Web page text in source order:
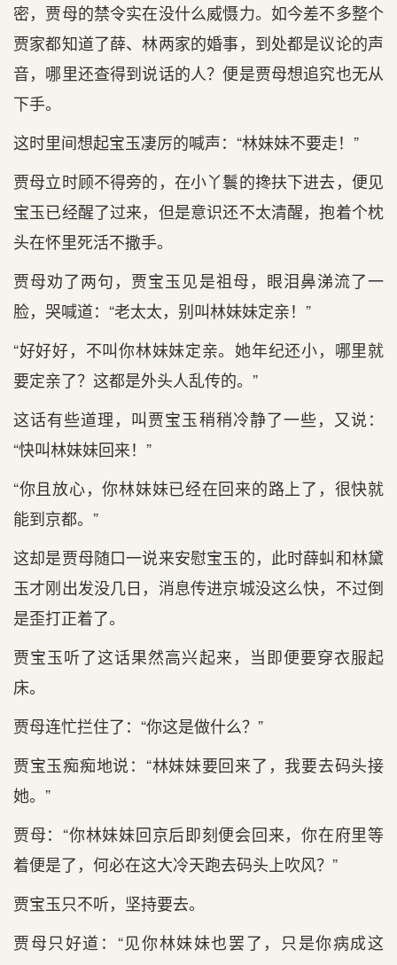
密，贾母的禁令实在没什么威慑力。如今差不多整个
贾家都知道了薛、林两家的婚事，到处都是议论的声
音，哪里还查得到说话的人？便是贾母想追究也无从
下手。
这时里间想起宝玉凄厉的喊声：“林妹妹不要走！”
贾母立时顾不得旁的，在小丫鬟的搀扶下进去，便见
宝玉已经醒了过来，但是意识还不太清醒，抱着个枕
头在怀里死活不撒手。
贾母劝了两句，贾宝玉见是祖母，眼泪鼻涕流了一
脸，哭喊道：“老太太，别叫林妹妹定亲！”
“好好好，不叫你林妹妹定亲。她年纪还小，哪里就
要定亲了？这都是外头人乱传的。”
这话有些道理，叫贾宝玉稍稍冷静了一些，又说：
“快叫林妹妹回来！”
“你且放心，你林妹妹已经在回来的路上了，很快就
能到京都。”
这却是贾母随口一说来安慰宝玉的，此时薛虯和林黛
玉才刚出发没几日，消息传进京城没这么快，不过倒
是歪打正着了。
贾宝玉听了这话果然高兴起来，当即便要穿衣服起
床。
贾母连忙拦住了：“你这是做什么？”
贾宝玉痴痴地说：“林妹妹要回来了，我要去码头接
她。”
贾母：“你林妹妹回京后即刻便会回来，你在府里等
着便是了，何必在这大冷天跑去码头上吹风？”
贾宝玉只不听，坚持要去。
贾母只好道：“见你林妹妹也罢了，只是你病成这